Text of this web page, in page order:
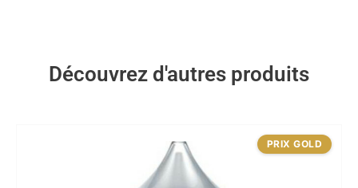
Découvrez d'autres produits
PRIX GOLD